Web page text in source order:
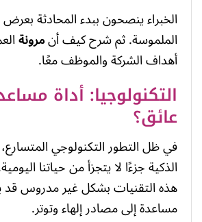
الخبراء ينصحون ببدء المحادثة بعرض
الملموسة. ثم شرح كيف أنمرونة
أهداف الشركة والموظف معًا.
التكنولوجيا: أداة
عائق؟
في ظل التطور التكنولوجي
الذكية جزءًا لا يتجزأ من حياتنا
هذه التقنيات بشكل غير مدروس قد
مساعدة إلى مصادر إلهاء وتوتر.